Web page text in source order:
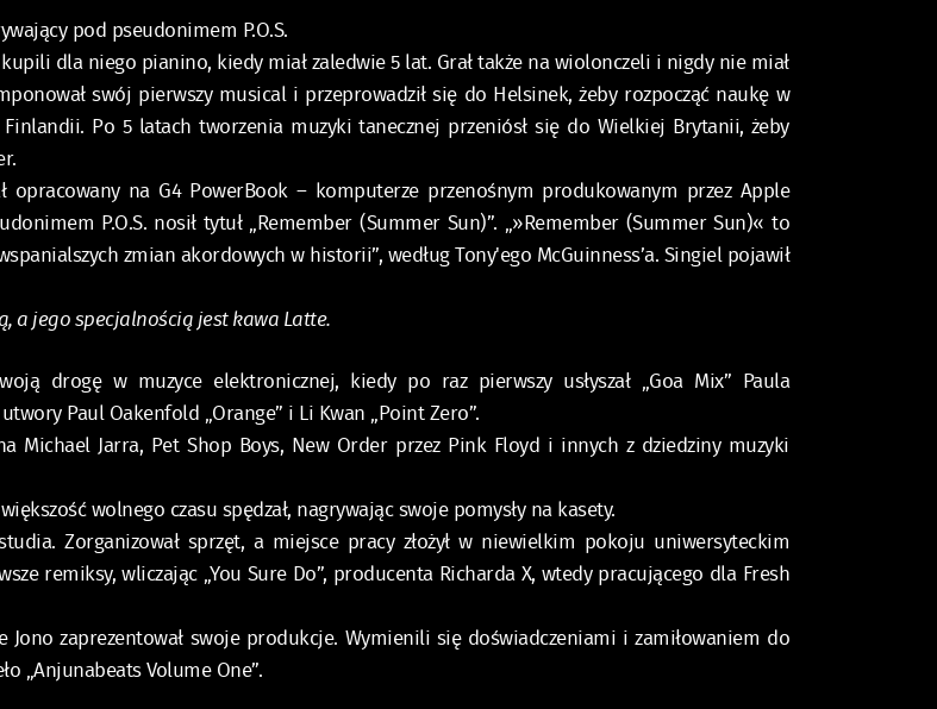
pod pseudonimem P.O.S.
dla niego pianino, kiedy miał zaledwie 5 lat. Grał także na wiolonczeli i nigdy nie miał
swój pierwszy musical i przeprowadził się do Helsinek, żeby rozpocząć naukę w
Po 5 latach tworzenia muzyki tanecznej przeniósł się do Wielkiej Brytanii, żeby
opracowany na G4 PowerBook – komputerze przenośnym produkowanym przez Apple
P.O.S. nosił tytuł „Remember (Summer Sun)”. „»Remember (Summer Sun)« to
zmian akordowych w historii”, według Tony'ego McGuinness’a. Singiel pojawił
a jego specjalnością jest kawa Latte.
drogę w muzyce elektronicznej, kiedy po raz pierwszy usłyszał „Goa Mix” Paula
Paul Oakenfold „Orange” i Li Kwan „Point Zero”.
Michael Jarra, Pet Shop Boys, New Order przez Pink Floyd i innych z dziedziny muzyki
wolnego czasu spędzał, nagrywając swoje pomysły na kasety.
Zorganizował sprzęt, a miejsce pracy złożył w niewielkim pokoju uniwersyteckim
remiksy, wliczając „You Sure Do”, producenta Richarda X, wtedy pracującego dla Fresh
zaprezentował swoje produkcje. Wymienili się doświadczeniami i zamiłowaniem do
„Anjunabeats Volume One”.